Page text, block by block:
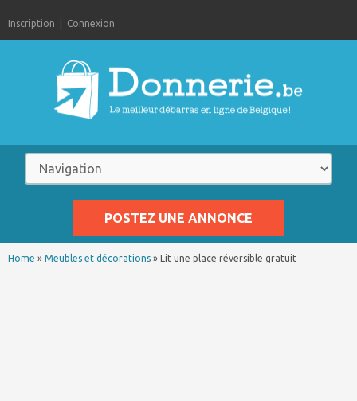
Inscription Connexion
POSTEZ UNE ANNONCE
Home » Meubles et décorations » Lit une place réversible gratuit